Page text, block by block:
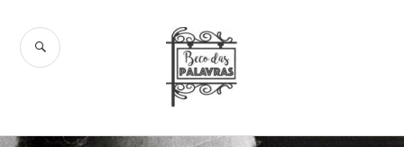
content
Beco das
Palavras
SEARCH